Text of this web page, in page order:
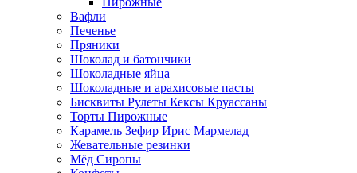
Вафли
Печенье
Пряники
Шоколад и батончики
Шоколадные яйца
Шоколадные и арахисовые пасты
Бисквиты Рулеты Кексы Круассаны
Торты Пирожные
Карамель Зефир Ирис Мармелад
Жевательные резинки
Мёд Сиропы